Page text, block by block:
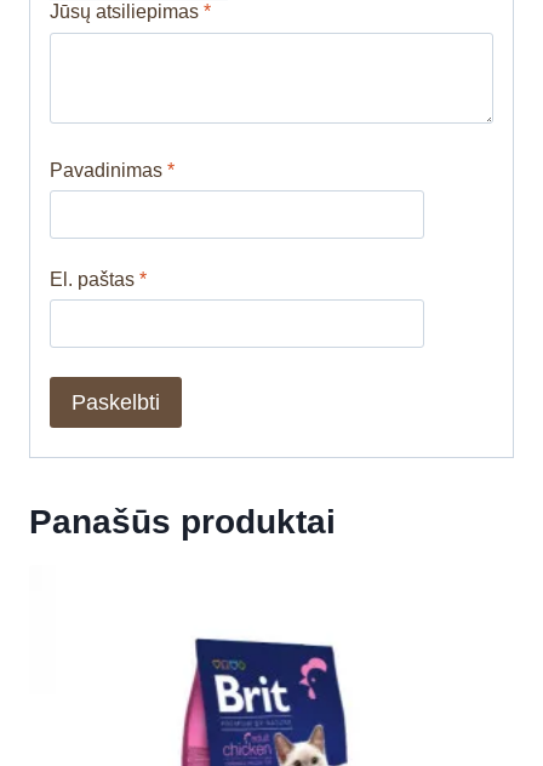
Jūsų atsiliepimas *
Pavadinimas *
El. paštas *
Panašūs produktai